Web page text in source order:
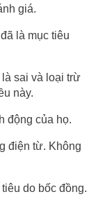
giá.
là mục tiêu
sai và loại trừ
này.
động của họ.
điện từ. Không
do bốc đồng.